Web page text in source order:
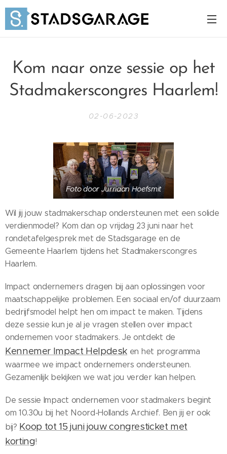
Kom naar onze sessie op het
Stadmakerscongres Haarlem!
02-06-2023
Foto door Jurriaan Hoefsmit
Wil jij jouw stadmakerschap ondersteunen met een solide
verdienmodel? Kom dan op vrijdag 23 juni naar het
rondetafelgesprek met de Stadsgarage en de
Gemeente Haarlem tijdens het Stadmakerscongres
Haarlem.
Impact ondernemers dragen bij aan oplossingen voor
maatschappelijke problemen. Een sociaal en/of duurzaam
bedrijfsmodel helpt hen om impact te maken. Tijdens
deze sessie kun je al je vragen stellen over impact
ondernemen voor stadmakers. Je ontdekt de
Kennemer Impact Helpdesk en het programma
waarmee we impact ondernemers ondersteunen.
Gezamenlijk bekijken we wat jou verder kan helpen.
De sessie Impact ondernemen voor stadmakers begint
om 10.30u bij het Noord-Hollands Archief. Ben jij er ook
bij? Koop tot 15 juni jouw congresticket met
korting!